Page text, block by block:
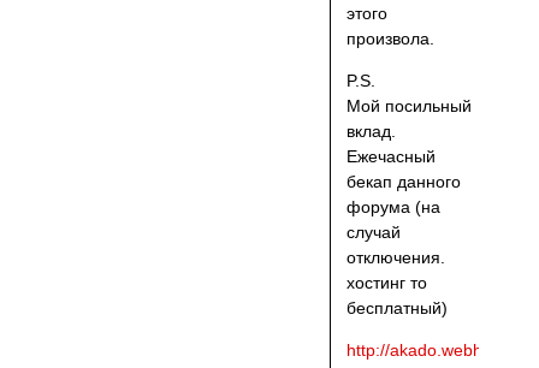
этого
произвола.
P.S.
Мой посильный
вклад.
Ежечасный
бекап данного
форума (на
случай
отключения.
хостинг то
бесплатный)
http://akado.webhop.org